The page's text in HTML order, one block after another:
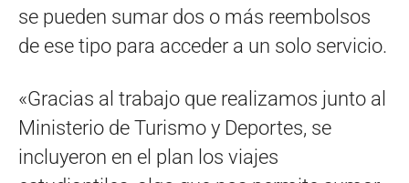
se pueden sumar dos o más reembolsos
de ese tipo para acceder a un solo servicio.
«Gracias al trabajo que realizamos junto al
Ministerio de Turismo y Deportes, se
incluyeron en el plan los viajes